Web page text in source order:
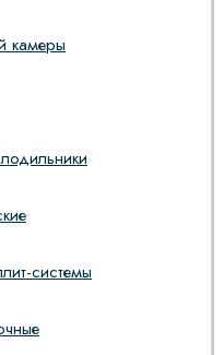
камеры
системы